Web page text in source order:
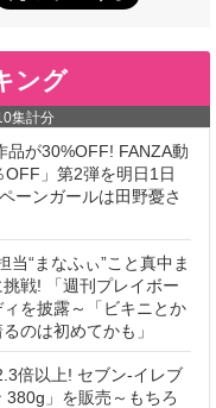
ング
集計分
品が30%OFF! FANZA動
」第2弾を明日1日
ーンガールは田野憂さ
当“まなふぃ”こと真中ま
戦! 「週刊プレイボー
を披露～「ビキニとか
のは初めてかも」
倍以上! セブン‐イレブ
380g」を販売～もちろ